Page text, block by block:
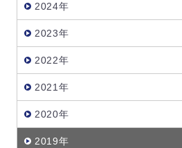
2024年
2023年
2022年
2021年
2020年
2019年